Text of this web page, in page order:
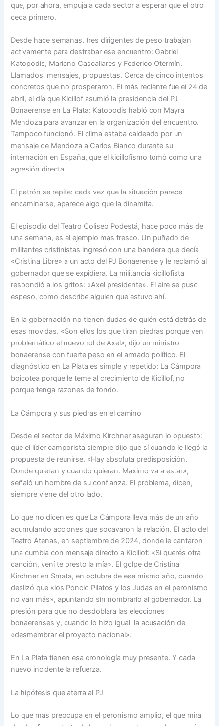
que, por ahora, empuja a cada sector a esperar que el otro
ceda primero.
Desde hace semanas, tres dirigentes de peso trabajan
activamente para destrabar ese encuentro: Gabriel
Katopodis, Mariano Cascallares y Federico Otermín.
Llamados, mensajes, propuestas. Cerca de cinco intentos
concretos que no prosperaron. El más reciente fue el 24 de
abril, el día que Kicillof asumió la presidencia del PJ
Bonaerense en La Plata: Katopodis habló con Mayra
Mendoza para avanzar en la organización del encuentro.
Tampoco funcionó. El clima estaba caldeado por un
mensaje de Mendoza a Carlos Bianco durante su
internación en España, que el kicillofismo tomó como una
agresión directa.
El patrón se repite: cada vez que la situación parece
encaminarse, aparece algo que la dinamita.
El episodio del Teatro Coliseo Podestá, hace poco más de
una semana, es el ejemplo más fresco. Un puñado de
militantes cristinistas ingresó con una bandera que decía
«Cristina Libre» a un acto del PJ Bonaerense y le reclamó al
gobernador que se expidiera. La militancia kicillofista
respondió a los gritos: «Axel presidente». El aire se puso
espeso, como describe alguien que estuvo ahí.
En la gobernación no tienen dudas de quién está detrás de
esas movidas. «Son ellos los que tiran piedras porque ven
problemático el nuevo rol de Axel», dijo un ministro
bonaerense con fuerte peso en el armado político. El
diagnóstico en La Plata es simple y repetido: La Cámpora
boicotea porque le teme al crecimiento de Kicillof, no
porque tenga razones de fondo.
La Cámpora y sus piedras en el camino
Desde el sector de Máximo Kirchner aseguran lo opuesto:
que el líder camporista siempre dijo que sí cuando le llegó la
propuesta de reunirse. «Hay absoluta predisposición.
Donde quieran y cuando quieran. Máximo va a estar»,
señaló un hombre de su confianza. El problema, dicen,
siempre viene del otro lado.
Lo que no dicen es que La Cámpora lleva más de un año
acumulando acciones que socavaron la relación. El acto del
Teatro Atenas, en septiembre de 2024, donde le cantaron
una cumbia con mensaje directo a Kicillof: «Si querés otra
canción, vení te presto la mía». El golpe de Cristina
Kirchner en Smata, en octubre de ese mismo año, cuando
deslizó que «los Poncio Pilatos y los Judas en el peronismo
no van más», apuntando sin nombrarlo al gobernador. La
presión para que no desdoblara las elecciones
bonaerenses y, cuando lo hizo igual, la acusación de
«desmembrar el proyecto nacional».
En La Plata tienen esa cronología muy presente. Y cada
nuevo incidente la refuerza.
La hipótesis que aterra al PJ
Lo que más preocupa en el peronismo amplio, el que mira